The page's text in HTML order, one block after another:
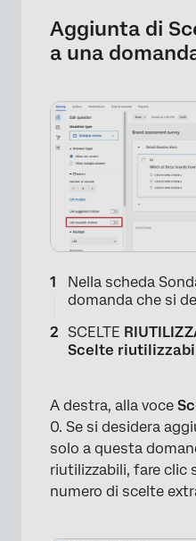
Aggiunta di
a una
Nella scheda
domanda che si
SCELTE
Scelte
A destra, alla voce
0. Se si desidera
solo a questa
riutilizzabili, fare clic
numero di scelte